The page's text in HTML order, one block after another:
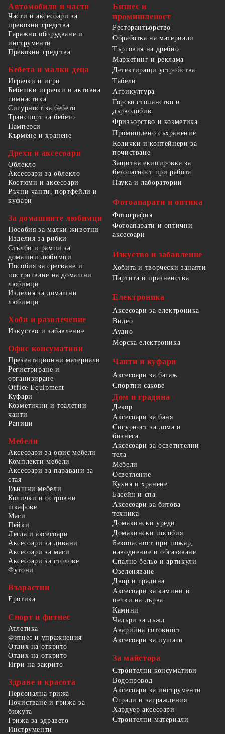
Автомобили и части
Части и аксесоари за
превозни средства
Гаражно оборудване и
инструменти
Превозни средства
Бебета и малки деца
Играчки и игри
Бебешки играчки и активна
гимнастика
Сигурност за бебето
Транспорт за бебето
Памперси
Кърмене и хранене
Дрехи и аксесоари
Облекло
Аксесоари за облекло
Костюми и аксесоари
Ръчни чанти, портфейли и
куфари
За домашните любимци
Пособия за малки животни
Изделия за рибки
Стълби и рампи за
домашни любимци
Пособия за сресване и
постригване на домашни
любимци
Изделия за домашни
любимци
Хоби и развлечение
Изкуство и забавление
Офис консумативи
Презентационни материали
Регистриране и
организиране
Office Equipment
Бизнес и
промишленост
Ресторантьорство
Обработка на материали
Търговия на дребно
Маркетинг и реклама
Детектиращи устройства
Табели
Агрикултура
Горско стопанство и
дърводобив
Фризьорство и козметика
Промишлено съхранение
Колички и контейнери за
почистване
Защитна екипировка за
безопасност при работа
Наука и лаборатории
Фотоапарати и оптика
Фотография
Фотоапарати и оптични
аксесоари
Изкуство и забавление
Хобита и творчески занаяти
Партита и празненства
Електроника
Аксесоари за електроника
Видео
Аудио
Морска електроника
Чанти и куфари
Аксесоари за багаж
Спортни сакове
Куфари
Козметични и тоалетни
чанти
Раници
Мебели
Аксесоари за офис мебели
Комплекти мебели
Аксесоари за паравани за
стая
Външни мебели
Колички и островни
шкафове
Маси
Пейки
Легла и аксесоари
Аксесоари за дивани
Аксесоари за маси
Аксесоари за столове
Футони
Възрастни
Еротика
Спорт и фитнес
Атлетика
Фитнес и упражнения
Отдих на открито
Отдих на открито
Игри на закрито
Здраве и красота
Персонална грижа
Почистване и грижа за
бижута
Грижа за здравето
Дом и градина
Декор
Аксесоари за баня
Сигурност за дома и
бизнеса
Аксесоари за осветителни
тела
Мебели
Осветление
Кухня и хранене
Басейн и спа
Аксесоари за битова
техника
Домакински уреди
Домакински пособия
Безопасност при пожар,
наводнение и обгазяване
Спално бельо и артикули
Озеленяване
Двор и градина
Аксесоари за камини и
печки на дърва
Камини
Чадъри за дъжд
Аварийна готовност
Аксесоари за пушачи
За майстора
Строителни консумативи
Водопровод
Аксесоари за инструменти
Огради и заграждения
Хардуер аксесоари
Строителни материали
Инструменти